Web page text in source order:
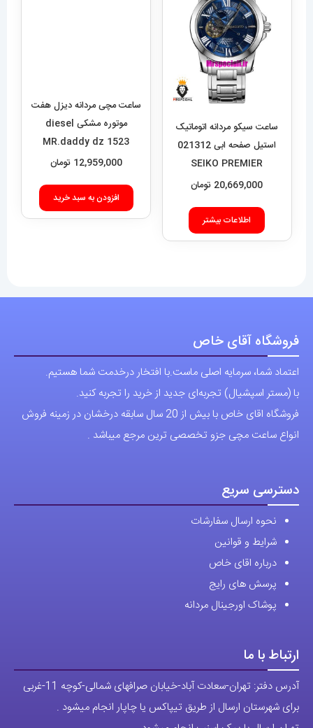
ساعت سیکو مردانه اتوماتیک
استیل صفحه ابی 021312
20,669,000تومان
موتوره مشکی diesel
MR.daddy dz 1523
12,959,000تومان
فروشگاه آقای خاص
اعتماد شما، سرمایه اصلی ماست.با افتخار درخدمت شما هستیم.
با (مستر اسپشیال) تجربه‌ای جدید از خرید را تجربه کنید.
دسترسی سریع
نحوه ارسال سفارشات
شرایط و قوانین
درباره اقای خاص
ارتباط با ما
آدرس دفتر: تهران-سعادت آباد-خیابان صرافهای شمالی-کوچه 11-غربی